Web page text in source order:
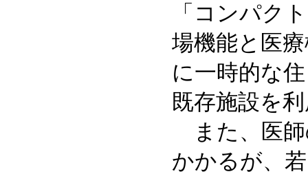
「コンパク
場機能と医
に一時的な
既存施設を
また、医師
かかるが、